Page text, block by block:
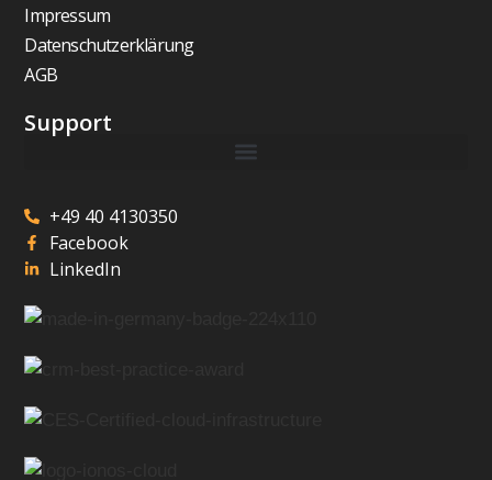
Impressum
Datenschutzerklärung
AGB
Support
+49 40 4130350
Facebook
LinkedIn